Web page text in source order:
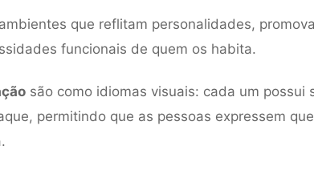
que reflitam personalidades,
funcionais de quem os habita.
são como idiomas visuais: cada um possui
permitindo que as pessoas expressem